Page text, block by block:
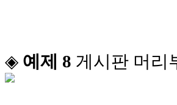
◈ 예제 8 게시판 머리